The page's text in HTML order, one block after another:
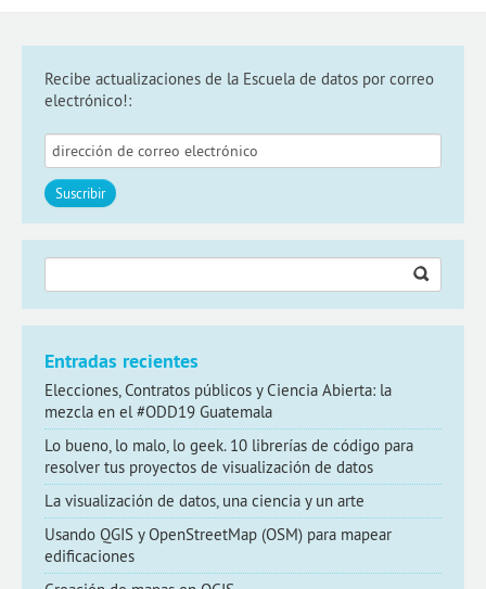
Recibe actualizaciones de la Escuela de datos por correo
electrónico!:
Entradas recientes
Elecciones, Contratos públicos y Ciencia Abierta: la
mezcla en el #ODD19 Guatemala
Lo bueno, lo malo, lo geek. 10 librerías de código para
resolver tus proyectos de visualización de datos
La visualización de datos, una ciencia y un arte
Usando QGIS y OpenStreetMap (OSM) para mapear
edificaciones